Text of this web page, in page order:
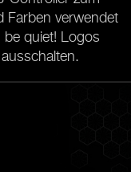
Farben verwendet
quiet! Logos